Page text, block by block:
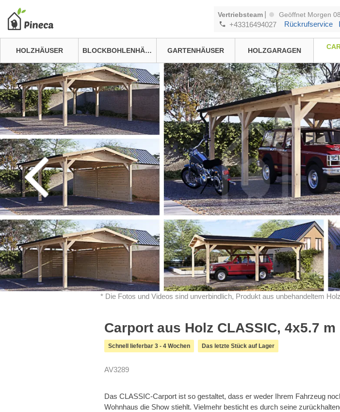
Vertriebsteam Geöffnet Morgen
+43316494027 Rückrufservice
HOLZHÄUSER BLOCKBOHLENHÄUSER GARTENHÄUSER HOLZGARAGEN
* Die Fotos und Videos sind unverbindlich, Produkt aus unbehandeltem
Carport aus Holz CLASSIC, 4x5.7 m
Schnell lieferbar 3 - 4 Wochen Das letzte Stück auf Lager
AV3289
Das CLASSIC-Carport ist so gestaltet, dass er weder Ihrem Fahrzeug
Wohnhaus die Show stiehlt. Vielmehr besticht es durch seine